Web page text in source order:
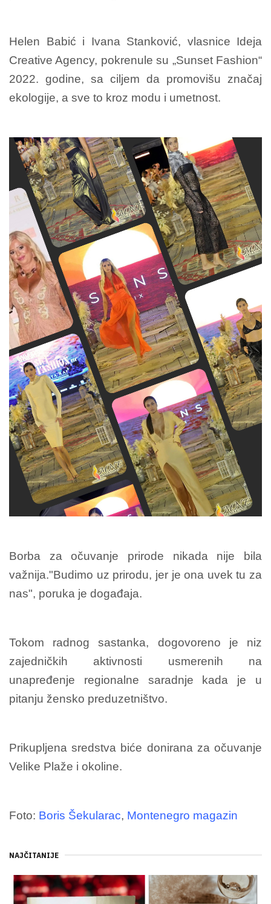
Helen Babić i Ivana Stanković, vlasnice Ideja
Creative Agency, pokrenule su „Sunset Fashion“
2022. godine, sa ciljem da promovišu značaj
ekologije, a sve to kroz modu i umetnost.
Borba za očuvanje prirode nikada nije bila
važnija."Budimo uz prirodu, jer je ona uvek tu za
nas", poruka je događaja.
Tokom radnog sastanka, dogovoreno je niz
zajedničkih aktivnosti usmerenih na
unapređenje regionalne saradnje kada je u
pitanju žensko preduzetništvo.
Prikupljena sredstva biće donirana za očuvanje
Velike Plaže i okoline.
Foto: Boris Šekularac, Montenegro magazin
NAJČITANIJE